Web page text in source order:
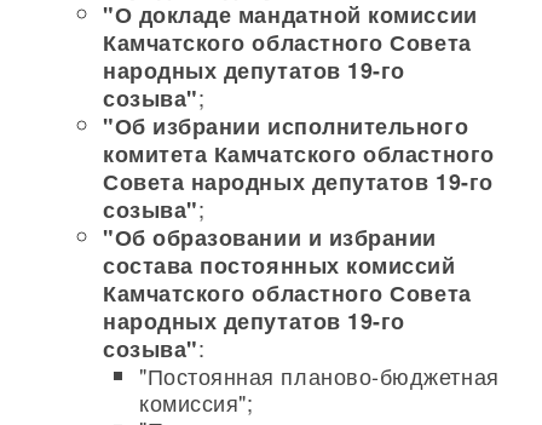
"О докладе мандатной комиссии
Камчатского областного Совета
народных депутатов 19-го
созыва";
"Об избрании исполнительного
комитета Камчатского областного
Совета народных депутатов 19-го
созыва";
"Об образовании и избрании
состава постоянных комиссий
Камчатского областного Совета
народных депутатов 19-го
созыва":
"Постоянная планово-бюджетная
комиссия";